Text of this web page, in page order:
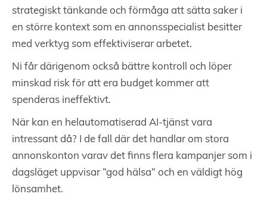
strategiskt tänkande och förmåga att sätta saker i
en större kontext som en annonsspecialist besitter
med verktyg som effektiviserar arbetet.
Ni får därigenom också bättre kontroll och löper
minskad risk för att era budget kommer att
spenderas ineffektivt.
När kan en helautomatiserad AI-tjänst vara
intressant då? I de fall där det handlar om stora
annonskonton varav det finns flera kampanjer som i
dagsläget uppvisar ”god hälsa” och en väldigt hög
lönsamhet.